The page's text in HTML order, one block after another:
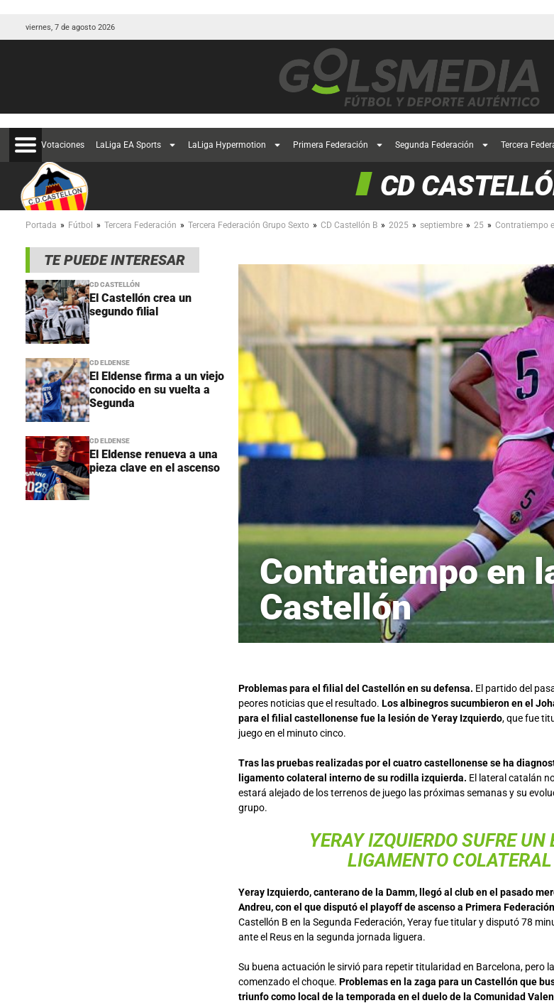
viernes, 7 de agosto 2026
Votaciones LaLiga EA Sports LaLiga Hypermotion Primera Federación Segunda Federación Tercera
CD
Portada » Fútbol » Tercera Federación » Tercera Federación Grupo Sexto » CD Castellón B » 2025 » septiembre » 25 » Contratiempo
TE PUEDE INTERESAR
CD CASTELLÓN
El Castellón crea un
segundo filial
CD ELDENSE
El Eldense firma a un viejo
conocido en su vuelta a
Segunda
CD ELDENSE
El Eldense renueva a una
pieza clave en el ascenso
Contratiempo en
Castellón
Problemas para el filial del Castellón en su defensa. El partido del
peores noticias que el resultado. Los albinegros sucumbieron en el
para el filial castellonense fue la lesión de Yeray Izquierdo, que fue
juego en el minuto cinco.
Tras las pruebas realizadas por el cuatro castellonense se ha
ligamento colateral interno de su rodilla izquierda. El lateral catalán
estará alejado de los terrenos de juego las próximas semanas y su
grupo.
YERAY IZQUIERDO SUFRE UN
LIGAMENTO
Yeray Izquierdo, canterano de la Damm, llegó al club en el pasado
Andreu, con el que disputó el playoff de ascenso a Primera
Castellón B en la Segunda Federación, Yeray fue titular y disputó 78
ante el Reus en la segunda jornada liguera.
Su buena actuación le sirvió para repetir titularidad en Barcelona, pero
comenzado el choque. Problemas en la zaga para un Castellón que
triunfo como local de la temporada en el duelo de la Comunidad